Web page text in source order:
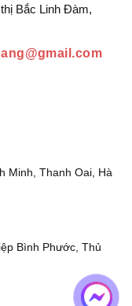
Bắc Linh Đàm,
Minh, Thanh Oai, Hà
Bình Phước, Thủ